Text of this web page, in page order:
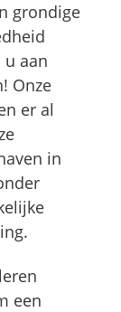
grondige
u aan
Onze
er al
in
een